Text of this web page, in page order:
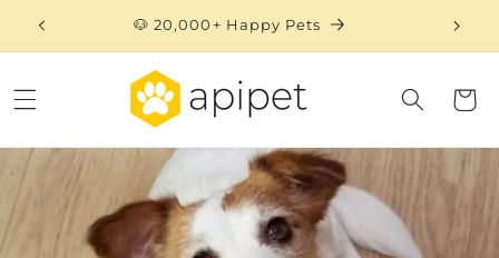
Skip to
content
🐶 20,000+ Happy Pets
Cart